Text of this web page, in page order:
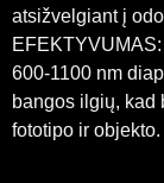
atsižvelgiant į
600-1100 nm
bangos ilgių, kad
fototipo ir objekto.